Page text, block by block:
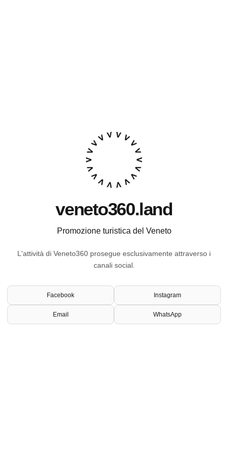
veneto360.land
Promozione turistica del Veneto
L'attività di Veneto360 prosegue esclusivamente attraverso i
canali social.
Facebook Instagram
Email WhatsApp